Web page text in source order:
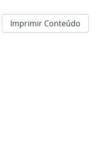
Imprimir Conteúdo